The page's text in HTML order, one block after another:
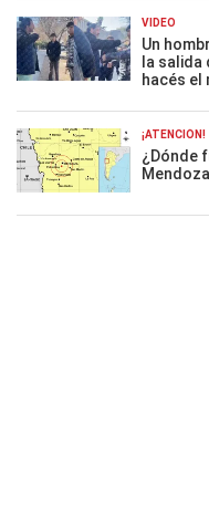
VIDEO
Un
la salida
hacés el
¡ATENCIÓN!
¿Dónde